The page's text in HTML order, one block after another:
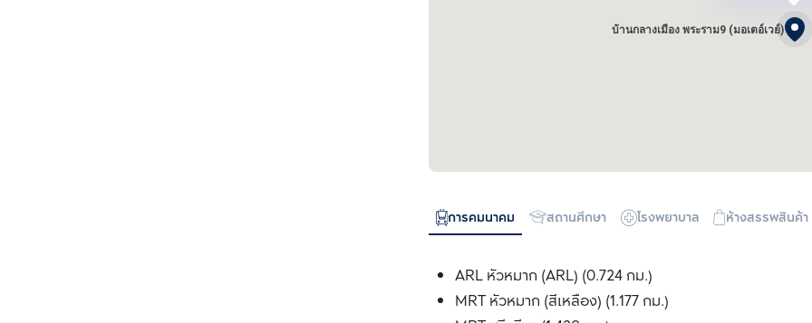
บ้านกลางเมือง พระราม9 (มอเตอ์เวย์)
การคมนาคม สถานศึกษา โรงพยาบาล ห้างสรรพสินค้า
ARL หัวหมาก (ARL) (0.724 กม.)
MRT หัวหมาก (สีเหลือง) (1.177 กม.)